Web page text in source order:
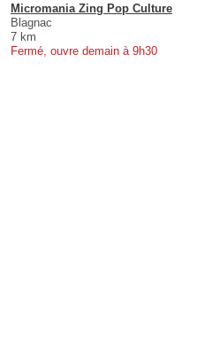
Micromania Zing Pop Culture
Blagnac
7 km
Fermé, ouvre demain à 9h30